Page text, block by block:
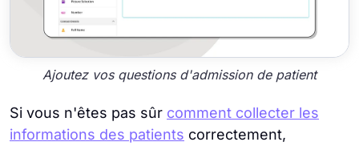
Ajoutez vos questions d'admission de patient
Si vous n'êtes pas sûr comment collecter les
informations des patients correctement,